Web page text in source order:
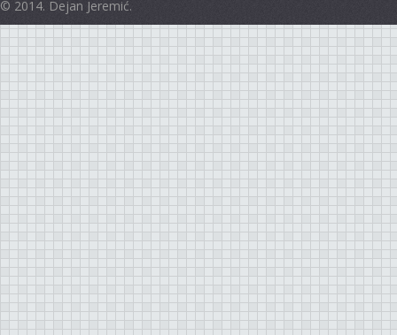
© 2014. Dejan Jeremić.